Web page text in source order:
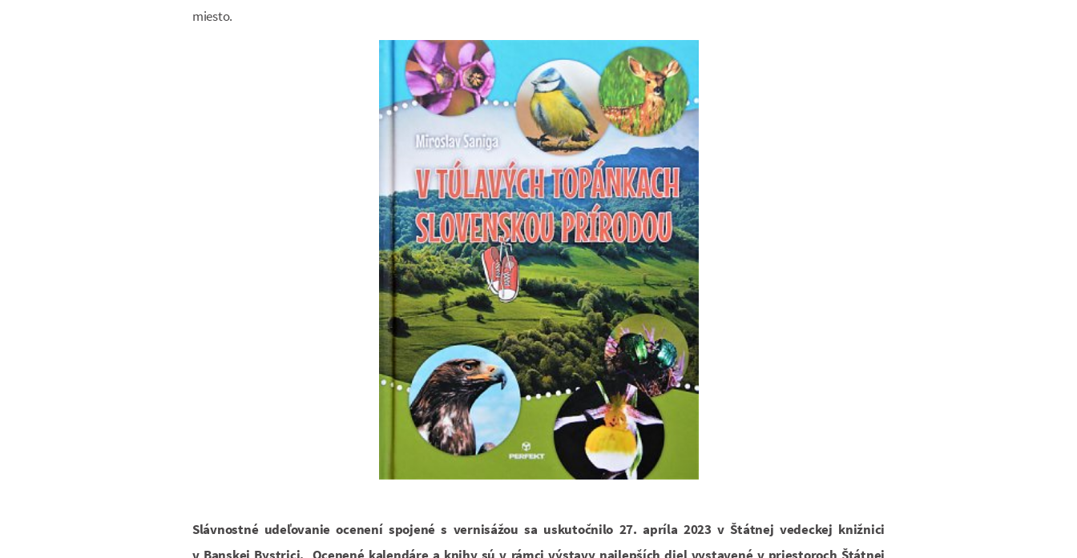
miesto.
Slávnostné udeľovanie ocenení spojené s vernisážou sa uskutočnilo 27. apríla 2023 v Štátnej vedeckej knižnici